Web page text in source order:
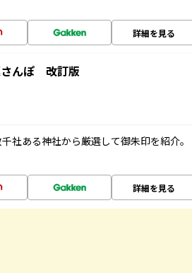
詳細を見る
んぽ 改訂版
社ある神社から厳選して御朱印を紹介。
詳細を見る